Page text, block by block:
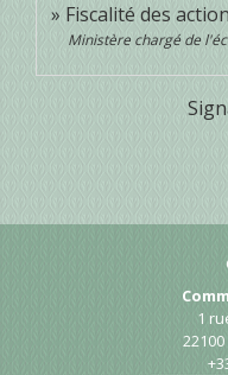
Fiscalité des
Ministère chargé de
1
22100